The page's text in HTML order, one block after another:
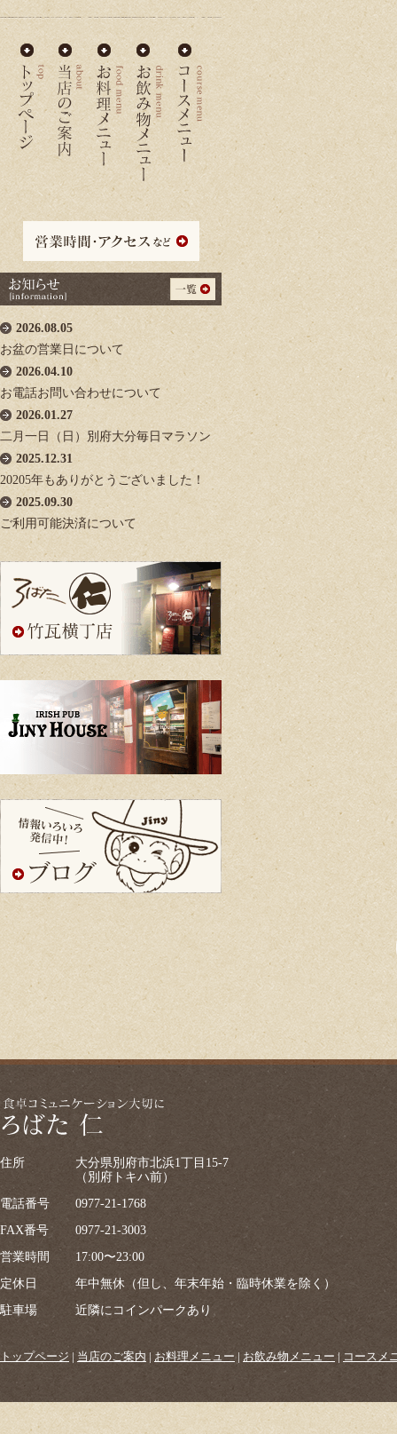
2026.08.05
お盆の営業日について
2026.04.10
お電話お問い合わせについて
2026.01.27
二月一日（日）別府大分毎日マラソン
2025.12.31
20205年もありがとうございました！
2025.09.30
ご利用可能決済について
住所
大分県別府市北浜1丁目15-7
（別府トキハ前）
電話番号
0977-21-1768
FAX番号
0977-21-3003
営業時間
17:00〜23:00
定休日
年中無休（但し、年末年始・臨時休業を除く）
駐車場
近隣にコインパークあり
トップページ | 当店のご案内 | お料理メニュー | お飲み物メニュー | コースメ